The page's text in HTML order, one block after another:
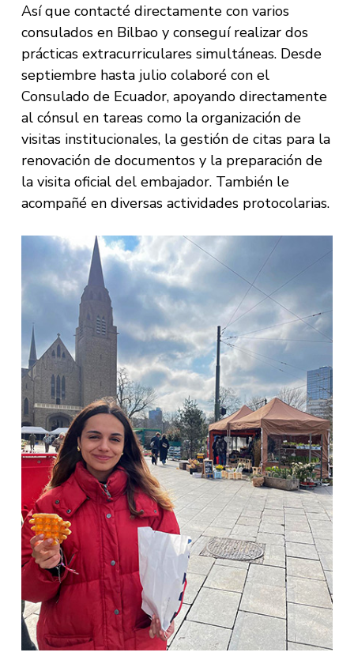
Así que contacté directamente con varios
consulados en Bilbao y conseguí realizar dos
prácticas extracurriculares simultáneas. Desde
septiembre hasta julio colaboré con el
Consulado de Ecuador, apoyando directamente
al cónsul en tareas como la organización de
visitas institucionales, la gestión de citas para la
renovación de documentos y la preparación de
la visita oficial del embajador. También le
acompañé en diversas actividades protocolarias.